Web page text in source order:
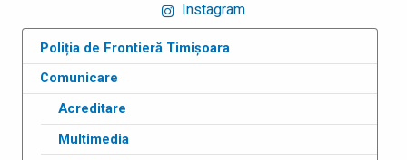
Instagram
Poliția de Frontieră Timișoara
Comunicare
Acreditare
Multimedia